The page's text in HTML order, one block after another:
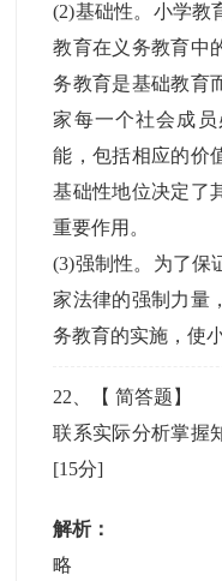
(2)基础性。小学教
教育在义务教育中
务教育是基础教育
家每一个社会成
能，包括相应的价
基础性地位决定了
重要作用。
(3)强制性。为了保
家法律的强制力量
务教育的实施，使
22 、【简答题 】
联系实际分析掌握
[15分]
解析：
略